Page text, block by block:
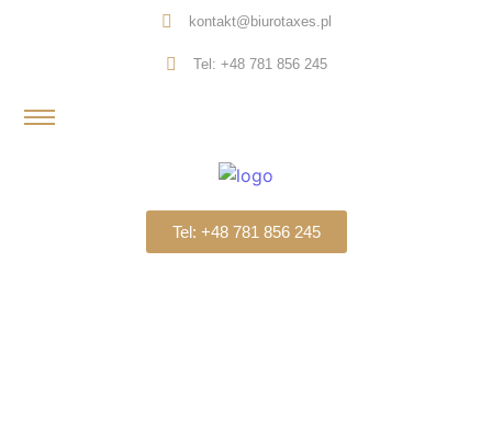
kontakt@biurotaxes.pl
Tel: +48 781 856 245
Tel: +48 781 856 245